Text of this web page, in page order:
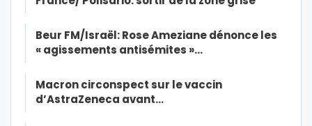
Beur FM/Israël: Rose Ameziane dénonce les
« agissements antisémites »…
Macron circonspect sur le vaccin
d’AstraZeneca avant…